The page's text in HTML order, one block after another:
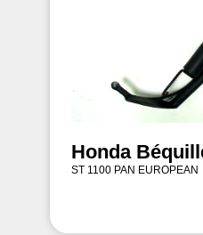
Honda
ST 1100 PAN EUROPEAN